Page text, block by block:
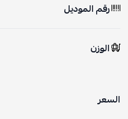
رقم الموديل
الوزن
السعر